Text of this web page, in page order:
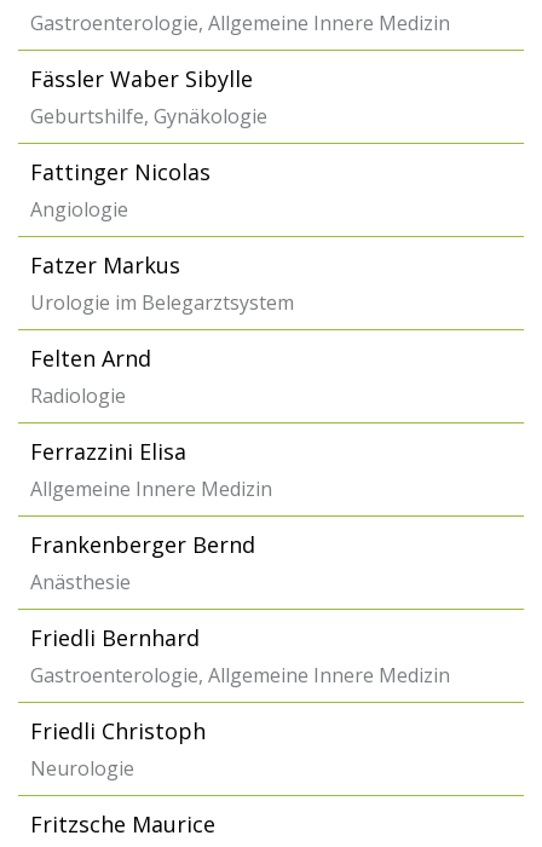
Gastroenterologie, Allgemeine Innere Medizin
Fässler Waber Sibylle
Geburtshilfe, Gynäkologie
Fattinger Nicolas
Angiologie
Fatzer Markus
Urologie im Belegarztsystem
Felten Arnd
Radiologie
Ferrazzini Elisa
Allgemeine Innere Medizin
Frankenberger Bernd
Anästhesie
Friedli Bernhard
Gastroenterologie, Allgemeine Innere Medizin
Friedli Christoph
Neurologie
Fritzsche Maurice